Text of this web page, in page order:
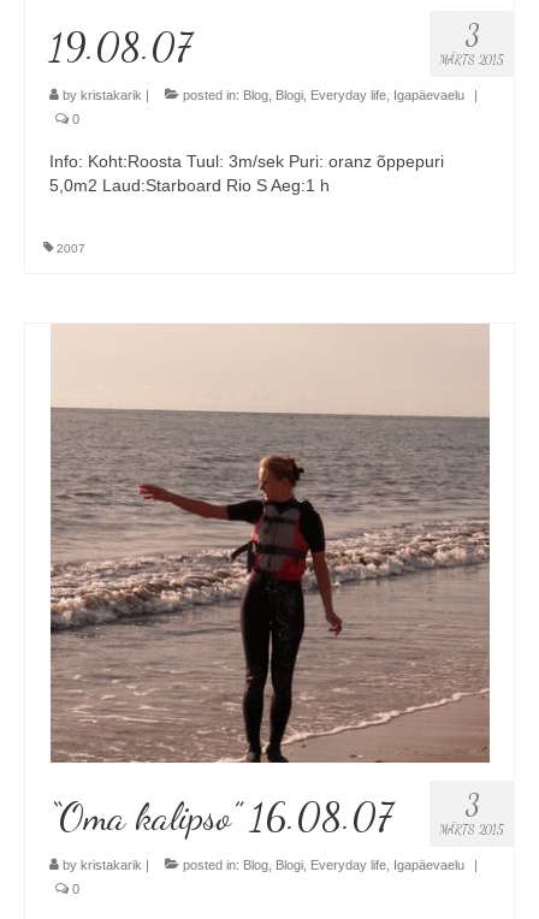
3
MÄRTS 2015
19.08.07
by kristakarik | posted in: Blog Blogi Everyday life Igapäevaelu
|
0
Info: Koht:Roosta Tuul: 3m/sek Puri: oranz õppepuri
5,0m2 Laud:Starboard Rio S Aeg:1 h
2007
3
MÄRTS 2015
“Oma kalipso” 16.08.07
by kristakarik | posted in: Blog Blogi Everyday life Igapäevaelu
|
0